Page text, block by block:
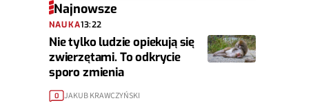
Najnowsze
NAUKA13:22
Nie tylko ludzie opiekują się
zwierzętami. To odkrycie
sporo zmienia
0 JAKUB KRAWCZYŃSKI